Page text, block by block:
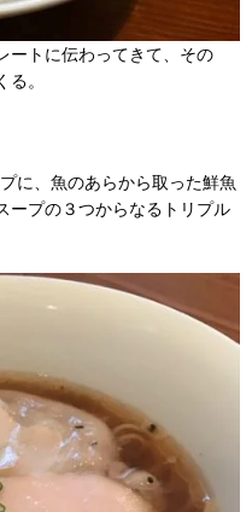
ートに伝わってきて、その
。
に、魚のあらから取った鮮魚
ープの３つからなるトリプル